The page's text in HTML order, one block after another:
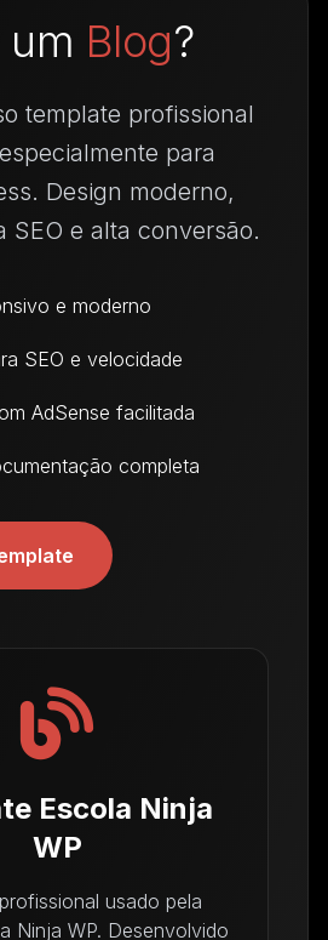
um Blog?
template profissional
para
Design moderno,
SEO e alta conversão.
e moderno
SEO e velocidade
AdSense facilitada
completa
Escola Ninja
WP
usado pela
Ninja WP. Desenvolvido